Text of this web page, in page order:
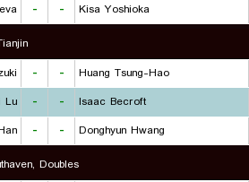
- -
Kisa Yoshioka
- -
Huang Tsung-Hao
Lu
- -
Isaac Becroft
- -
Donghyun Hwang
Doubles